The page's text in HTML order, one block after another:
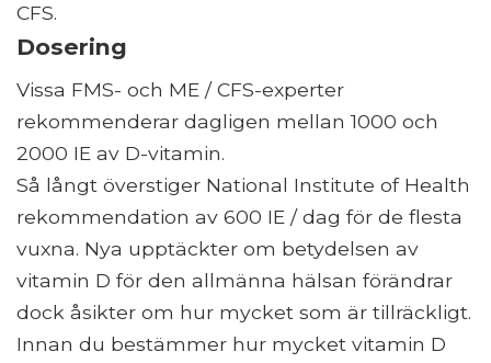
CFS.
Dosering
Vissa FMS- och ME / CFS-experter
rekommenderar dagligen mellan 1000 och
2000 IE av D-vitamin.
Så långt överstiger National Institute of Health
rekommendation av 600 IE / dag för de flesta
vuxna. Nya upptäckter om betydelsen av
vitamin D för den allmänna hälsan förändrar
dock åsikter om hur mycket som är tillräckligt.
Innan du bestämmer hur mycket vitamin D